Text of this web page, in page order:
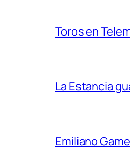
Toros en
La Estancia
Emiliano